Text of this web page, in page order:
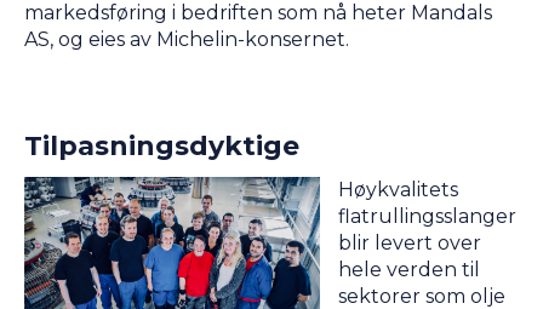
markedsføring i bedriften som nå heter Mandals
AS, og eies av Michelin-konsernet.
Tilpasningsdyktige
Høykvalitets
flatrullingsslanger
blir levert over
hele verden til
sektorer som olje